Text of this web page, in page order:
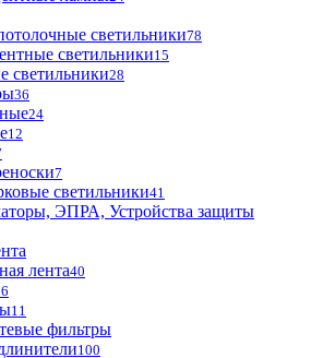
светильники78
светильники15
светильники28
36
24
12
7
светильники41
ЭПРА, Устройства защиты
лента40
11
фильтры
100